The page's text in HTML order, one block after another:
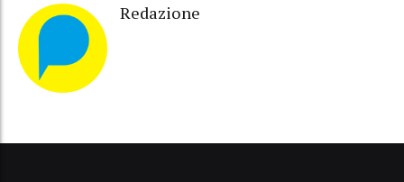
Redazione